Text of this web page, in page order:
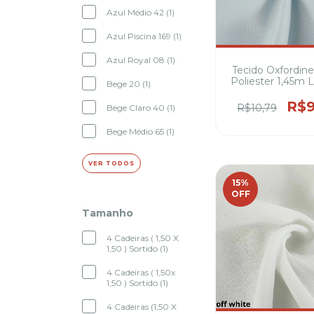
Azul Médio 42 (1)
Azul Piscina 169 (1)
Azul Royal 08 (1)
Bege 20 (1)
Bege Claro 40 (1)
Bege Médio 65 (1)
VER TODOS
Tamanho
4 Cadeiras ( 1,50 X
1,50 ) Sortido (1)
4 Cadeiras ( 1,50x
1,50 ) Sortido (1)
4 Cadeiras (1,50 X
Tecido
Poliester 1,45m
R$10,79
15%
OFF